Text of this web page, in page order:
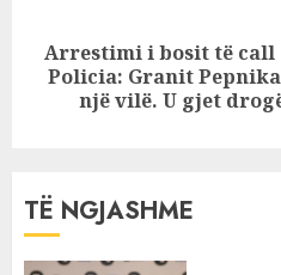
Next
post:
Arrestimi i bosit të call
Policia: Granit
një vilë. U gjet
TË NGJASHME